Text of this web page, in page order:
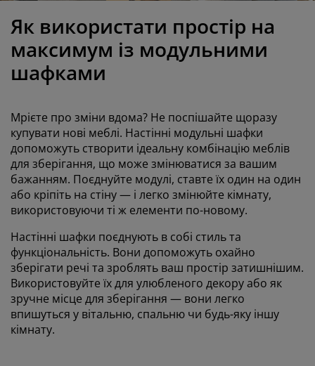
для спальні
до ліжок
ліжка
та аксесуари
ліхтарі
товари
кімната
Як використати простір на
максимум із модульними
шафками
Мрієте про зміни вдома? Не поспішайте щоразу
купувати нові меблі. Настінні модульні шафки
допоможуть створити ідеальну комбінацію меблів
для зберігання, що може змінюватися за вашим
бажанням. Поєднуйте модулі, ставте їх один на один
або кріпіть на стіну — і легко змінюйте кімнату,
використовуючи ті ж елементи по-новому.
Настінні шафки поєднують в собі стиль та
функціональність. Вони допоможуть охайно
зберігати речі та зроблять ваш простір затишнішим.
Використовуйте їх для улюбленого декору або як
зручне місце для зберігання — вони легко
впишуться у вітальню, спальню чи будь-яку іншу
кімнату.